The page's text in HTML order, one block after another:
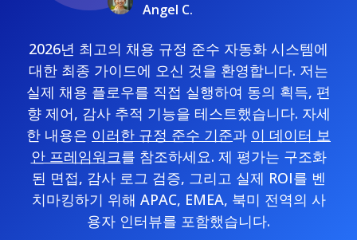
Angel C.
2026년 최고의 채용 규정 준수 자동화 시스템에
대한 최종 가이드에 오신 것을 환영합니다. 저는
실제 채용 플로우를 직접 실행하여 동의 획득, 편
향 제어, 감사 추적 기능을 테스트했습니다. 자세
한 내용은 이러한 규정 준수 기준과 이 데이터 보
안 프레임워크를 참조하세요. 제 평가는 구조화
된 면접, 감사 로그 검증, 그리고 실제 ROI를 벤
치마킹하기 위해 APAC, EMEA, 북미 전역의 사
용자 인터뷰를 포함했습니다.